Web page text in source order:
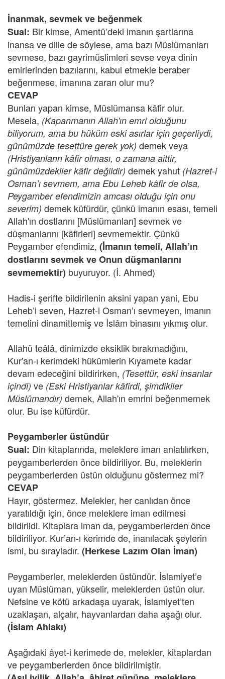
İnanmak, sevmek ve beğenmek
Sual: Bir kimse, Amentü’deki imanın şartlarına
inansa ve dille de söylese, ama bazı Müslümanları
sevmese, bazı gayrimüslimleri sevse veya dinin
emirlerinden bazılarını, kabul etmekle beraber
beğenmese, imanına zararı olur mu?
CEVAP
Bunları yapan kimse, Müslümansa kâfir olur.
Mesela, (Kapanmanın Allah'ın emri olduğunu
biliyorum, ama bu hüküm eski asırlar için geçerliydi,
günümüzde tesettüre gerek yok) demek veya
(Hristiyanların kâfir olması, o zamana aittir,
günümüzdekiler kâfir değildir) demek yahut (Hazret-i
Osman’ı sevmem, ama Ebu Leheb kâfir de olsa,
Peygamber efendimizin amcası olduğu için onu
severim) demek küfürdür, çünkü imanın esası, temeli
Allah'ın dostlarını [Müslümanları] sevmek ve
düşmanlarını [kâfirleri] sevmemektir. Çünkü
Peygamber efendimiz, (İmanın temeli, Allah’ın
dostlarını sevmek ve Onun düşmanlarını
sevmemektir) buyuruyor. (İ. Ahmed)
Hadis-i şerifte bildirilenin aksini yapan yani, Ebu
Leheb’i seven, Hazret-i Osman’ı sevmeyen, imanın
temelini dinamitlemiş ve İslâm binasını yıkmış olur.
Allahü teâlâ, dinimizde eksiklik bırakmadığını,
Kur'an-ı kerimdeki hükümlerin Kıyamete kadar
devam edeceğini bildirirken, (Tesettür, eski insanlar
içindi) ve (Eski Hristiyanlar kâfirdi, şimdikiler
Müslümandır) demek, Allah'ın emrini beğenmemek
olur. Bu ise küfürdür.
Peygamberler üstündür
Sual: Din kitaplarında, meleklere iman anlatılırken,
peygamberlerden önce bildiriliyor. Bu, meleklerin
peygamberlerden üstün olduğunu göstermez mi?
CEVAP
Hayır, göstermez. Melekler, her canlıdan önce
yaratıldığı için, önce meleklere iman edilmesi
bildirildi. Kitaplara iman da, peygamberlerden önce
bildiriliyor. Kur’an-ı kerimde de, inanılacak şeylerin
ismi, bu sırayladır. (Herkese Lazım Olan İman)
Peygamberler, meleklerden üstündür. İslamiyet’e
uyan Müslüman, yükselir, meleklerden üstün olur.
Nefsine ve kötü arkadaşa uyarak, İslamiyet’ten
uzaklaşan, alçalır, hayvanlardan daha aşağı olur.
(İslam Ahlakı)
Aşağıdaki âyet-i kerimede de, melekler, kitaplardan
ve peygamberlerden önce bildirilmiştir.